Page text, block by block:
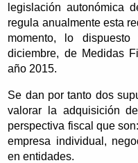
legislación autonómica
regula anualmente esta
momento, lo
diciembre, de Medidas
año 2015.
Se dan por tanto dos
valorar la adquisición
perspectiva fiscal que son:
empresa individual,
en entidades.